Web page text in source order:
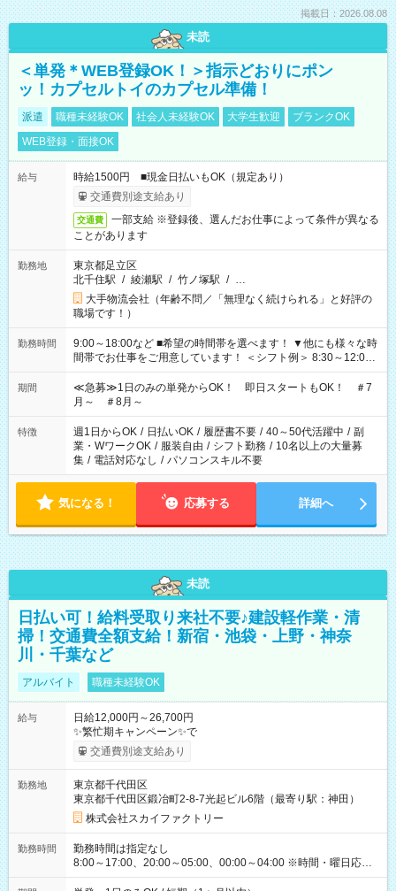
掲載日：2026.08.08
未読
＜単発＊WEB登録OK！＞指示どおりにポン
ッ！カプセルトイのカプセル準備！
派遣 職種未経験OK 社会人未経験OK 大学生歓迎
ブランクOK
WEB登録・面接OK
給与
時給1500円 ■現金日払いもOK（規定あり）
交通費別途支給あり
交通費
一部支給 ※登録後、選んだお仕事によって条件が異なる
ことがあります
勤務地
東京都足立区
北千住駅 / 綾瀬駅 / 竹ノ塚駅 / …
大手物流会社（年齢不問／「無理なく続けられる」と好評の
職場です！）
勤務時間
9:00～18:00など ■希望の時間帯を選べます！ ▼他にも様々な時
間帯でお仕事をご用意しています！ ＜シフト例＞ 8:30～12:00
17:00～22:00 13:00～22:00 22:00～翌6:00 など
期間
≪急募≫1日のみの単発からOK！ 即日スタートもOK！ ＃7
月～ ＃8月～
特徴 週1日からOK / 日払いOK / 履歴書不要 / 40～50代活躍中 / 副
業・WワークOK / 服装自由 / シフト勤務 / 10名以上の大量募
集 / 電話対応なし / パソコンスキル不要
気になる！ 応募する 詳細へ
未読
日払い可！給料受取り来社不要♪建設軽作業・清
掃！交通費全額支給！新宿・池袋・上野・神奈
川・千葉など
アルバイト 職種未経験OK
給与
日給12,000円～26,700円
✨繁忙期キャンペーン✨で
交通費別途支給あり
勤務地
東京都千代田区
東京都千代田区鍛冶町2-8-7光起ビル6階（最寄り駅：神田）
株式会社スカイファクトリー
勤務時間
勤務時間は指定なし
8:00～17:00、20:00～05:00、00:00～04:00 ※時間・曜日応相
談 ※深夜・早朝帯もあり ※週1日、1日4ｈから勤務OK！ もち